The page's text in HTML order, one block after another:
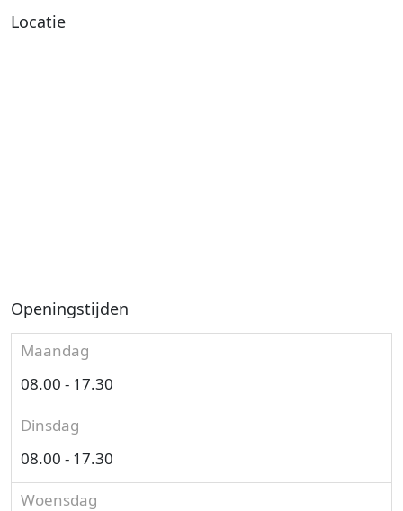
Locatie
Openingstijden
Maandag
08.00 - 17.30
Dinsdag
08.00 - 17.30
Woensdag